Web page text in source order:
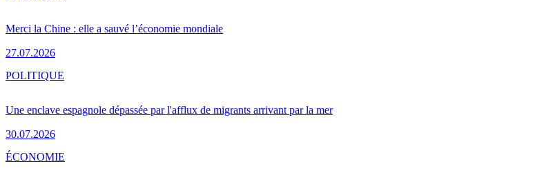
Merci la Chine : elle a sauvé l’économie mondiale
27.07.2026
Une enclave espagnole dépassée par l'afflux de migrants arrivant par la mer
30.07.2026
POLITIQUE
ÉCONOMIE